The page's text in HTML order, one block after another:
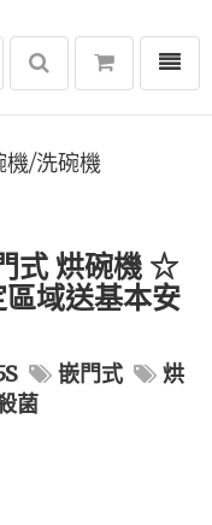
選單
/洗碗機
式 烘碗機 ☆
域送基本安
嵌門式
烘
菌